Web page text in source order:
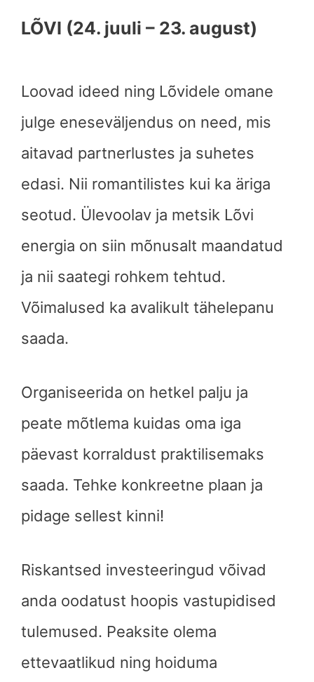
LÕVI (24. juuli – 23. august)
Loovad ideed ning Lõvidele omane
julge eneseväljendus on need, mis
aitavad partnerlustes ja suhetes
edasi. Nii romantilistes kui ka äriga
seotud. Ülevoolav ja metsik Lõvi
energia on siin mõnusalt maandatud
ja nii saategi rohkem tehtud.
Võimalused ka avalikult tähelepanu
saada.
Organiseerida on hetkel palju ja
peate mõtlema kuidas oma iga
päevast korraldust praktilisemaks
saada. Tehke konkreetne plaan ja
pidage sellest kinni!
Riskantsed investeeringud võivad
anda oodatust hoopis vastupidised
tulemused. Peaksite olema
ettevaatlikud ning hoiduma